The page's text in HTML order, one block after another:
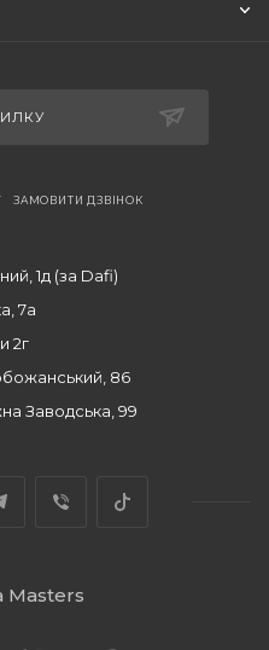
ЗАМОВИТИ ДЗВІНОК
1д (за Dafi)
7а
2г
86
Заводська, 99
Masters